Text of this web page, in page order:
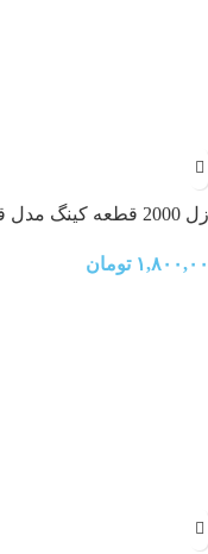
کینگ مدل قو
تومان